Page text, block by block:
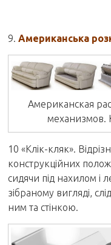
9.Американська
Американская
механизмов.
10 «Клік-кляк».
конструкційних
сидячи під нахилом і
зібраному вигляді,
ним та стінкою.